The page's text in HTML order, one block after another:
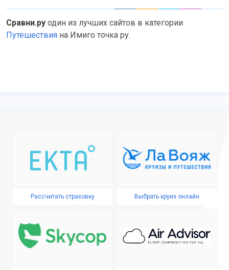
Сравни.ру один из лучших сайтов в категории
Путешествия на Имиго точка ру.
Рассчитать страховку Выбрать круиз онлайн